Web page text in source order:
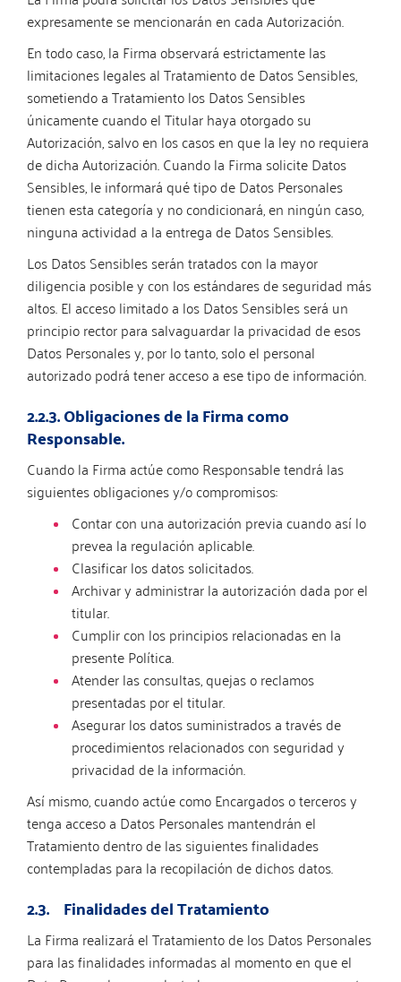
expresamente se mencionarán en cada Autorización.
En todo caso, la Firma observará estrictamente las
limitaciones legales al Tratamiento de Datos Sensibles,
sometiendo a Tratamiento los Datos Sensibles
únicamente cuando el Titular haya otorgado su
Autorización, salvo en los casos en que la ley no requiera
de dicha Autorización. Cuando la Firma solicite Datos
Sensibles, le informará qué tipo de Datos Personales
tienen esta categoría y no condicionará, en ningún caso,
ninguna actividad a la entrega de Datos Sensibles.
Los Datos Sensibles serán tratados con la mayor
diligencia posible y con los estándares de seguridad más
altos. El acceso limitado a los Datos Sensibles será un
principio rector para salvaguardar la privacidad de esos
Datos Personales y, por lo tanto, solo el personal
autorizado podrá tener acceso a ese tipo de información.
2.2.3. Obligaciones de la Firma como
Responsable.
Cuando la Firma actúe como Responsable tendrá las
siguientes obligaciones y/o compromisos:
Contar con una autorización previa cuando así lo
prevea la regulación aplicable.
Clasificar los datos solicitados.
Archivar y administrar la autorización dada por el
titular.
Cumplir con los principios relacionadas en la
presente Política.
Atender las consultas, quejas o reclamos
presentadas por el titular.
Asegurar los datos suministrados a través de
procedimientos relacionados con seguridad y
privacidad de la información.
Así mismo, cuando actúe como Encargados o terceros y
tenga acceso a Datos Personales mantendrán el
Tratamiento dentro de las siguientes finalidades
contempladas para la recopilación de dichos datos.
2.3. Finalidades del Tratamiento
La Firma realizará el Tratamiento de los Datos Personales
para las finalidades informadas al momento en que el